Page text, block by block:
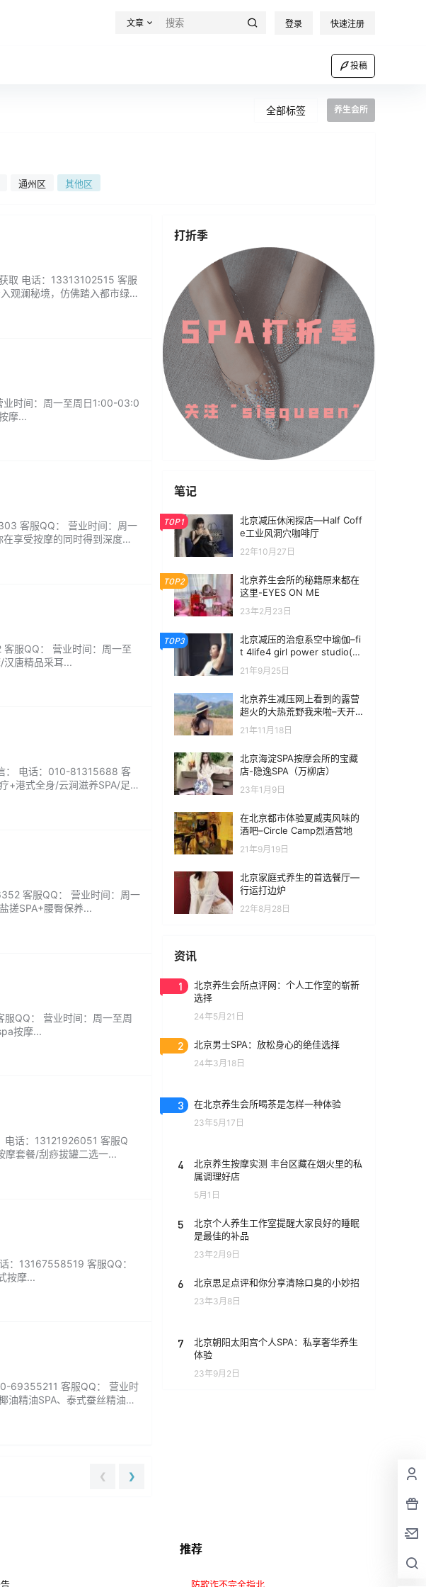
文章 登录 快速注册
投稿
全部标签 养生会所
通州区 其他区
取 电话：13313102515 客服
观澜秘境，仿佛踏入都市绿
时间：周一至周日1:00-03:0
摩...
客服QQ： 营业时间：周一
享受按摩的同时得到深度的
服QQ： 营业时间：周一至
唐精品采耳...
： 电话：010-81315688 客
+港式全身/云涧滋养SPA/足疗
客服QQ： 营业时间：周一
搓SPA+腰臀保养...
QQ： 营业时间：周一至周
按摩...
电话：13121926051 客服Q
套餐/刮痧拔罐二选一...
：13167558519 客服QQ：
按摩...
69355211 客服QQ： 营业时
精油SPA、泰式蚕丝精油SP
❮ ❯
打折季
笔记
TOP1
北京减压休闲探店—Half Coff
e工业风洞穴咖啡厅
22年10月27日
TOP2
北京养生会所的秘籍原来都在
这里-EYES ON ME
23年2月23日
TOP3
北京减压的治愈系空中瑜伽–fi
t 4life4 girl power studio(酒
仙桥路798店)
21年9月25日
北京养生减压网上看到的露营
超火的大热荒野我来啦–天开
自然营地
21年11月18日
北京海淀SPA按摩会所的宝藏
店-隐逸SPA（万柳店）
23年1月9日
在北京都市体验夏威夷风味的
酒吧–Circle Camp烈酒营地
21年9月19日
北京家庭式养生的首选餐厅—
行运打边炉
22年8月28日
资讯
1
北京养生会所点评网：个人工作室的崭新
选择
24年5月21日
2 北京男士SPA：放松身心的绝佳选择
24年3月18日
3 在北京养生会所喝茶是怎样一种体验
23年5月17日
4
北京养生按摩实测 丰台区藏在烟火里的私
属调理好店
5月1日
5
北京个人养生工作室提醒大家良好的睡眠
是最佳的补品
23年2月9日
6 北京思足点评和你分享清除口臭的小妙招
23年3月8日
7
北京朝阳太阳宫个人SPA：私享奢华养生
体验
23年9月2日
推荐
防欺诈不完全指北